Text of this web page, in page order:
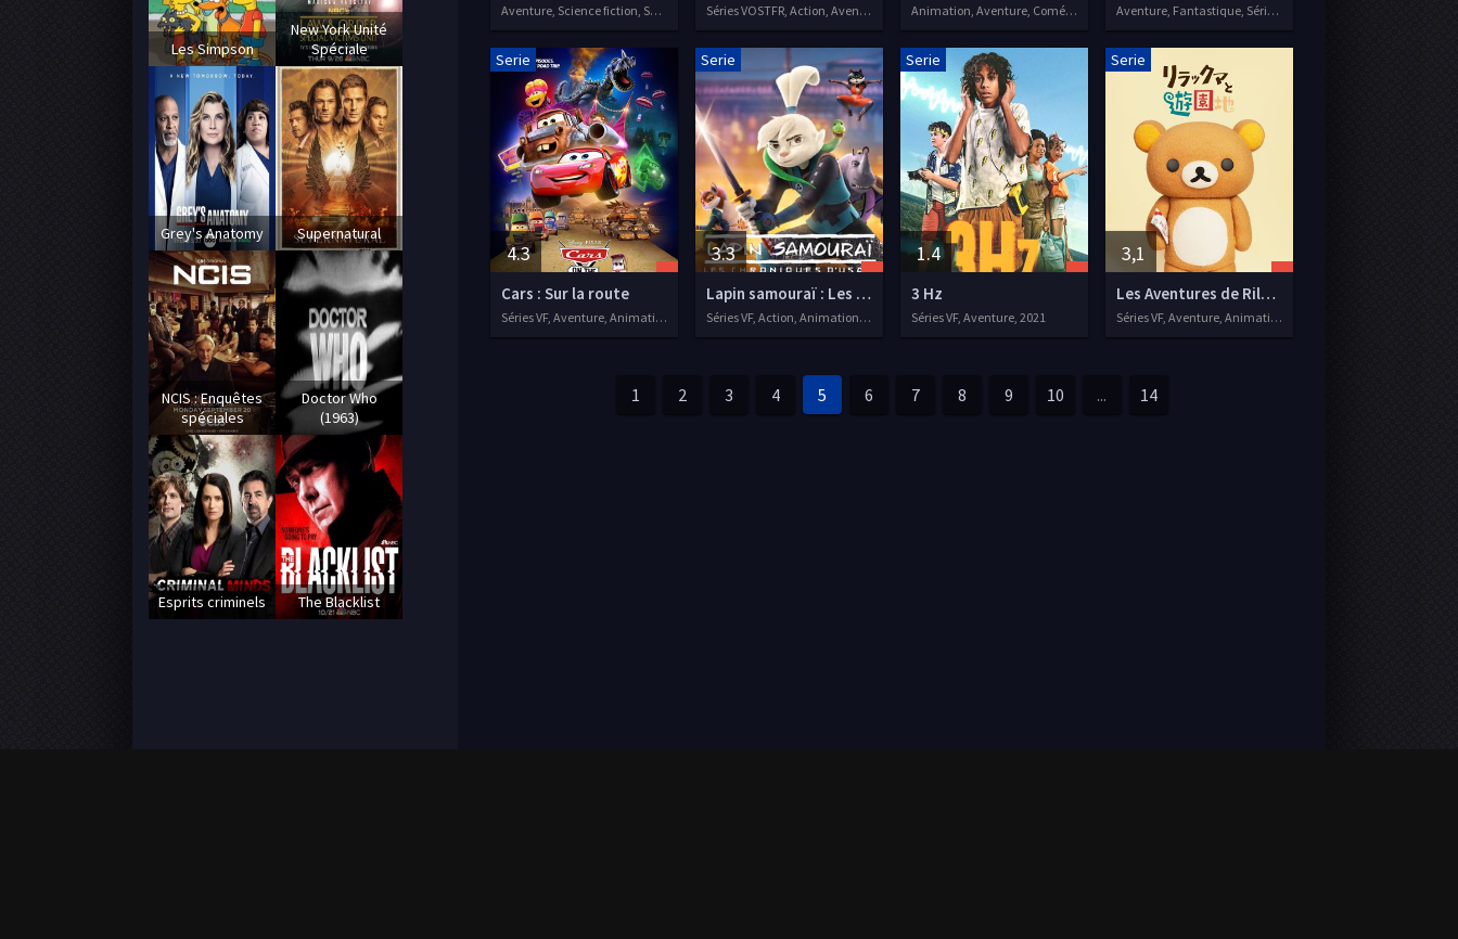
Aventure, Science fiction, Séries VF, 2005 Séries VOSTFR, Action, Aventure, Drame Animation, Aventure, Comédie, Séries VF, 2021 Aventure, Fantastique, Séries VF, 2021
4.3
Serie
Cars : Sur la route
Séries VF, Aventure, Animation, Famille
3.3
Serie
Lapin samouraï : Les chroniques d'Usagi
Séries VF, Action, Animation, Aventure
1.4
Serie
3 Hz
Séries VF, Aventure, 2021
3,1
Serie
Les Aventures de Rilakkuma au parc d'attractions
Séries VF, Aventure, Animation, Famille
1 2 3 4 5 6 7 8 9 10 ... 14
Les Simpson
New York Unité
Spéciale
Grey's Anatomy Supernatural
NCIS : Enquêtes
spéciales
Doctor Who
(1963)
Esprits criminels The Blacklist